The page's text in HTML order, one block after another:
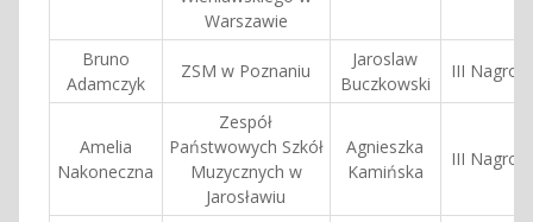
Warszawie
Bruno
Adamczyk
ZSM w Poznaniu
Jaroslaw
Buczkowski
III
Amelia
Nakoneczna
Zespół
Państwowych Szkół
Muzycznych w
Jarosławiu
Agnieszka
Kamińska
III